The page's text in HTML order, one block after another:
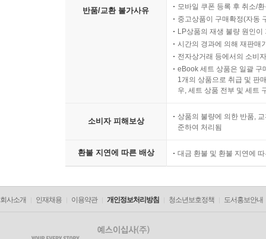
반품/교환 불가사유
모바일 쿠폰 등록 후 취소/
중고상품이 구매확정(자동
LP상품의 재생 불량 원인
시간의 경과에 의해 재판매
전자상거래 등에서의 소비
eBook 세트 상품은 일괄 구
1개의 상품으로 취급 및 판
우, 세트 상품 전부 및 세트
소비자 피해보상
상품의 불량에 의한 반품,
준하여 처리됨
환불 지연에 따른 배상 대금 환불 및 환불 지연에
회사소개 인재채용 이용약관 개인정보처리방침 청소년보호정책 도서홍보안내